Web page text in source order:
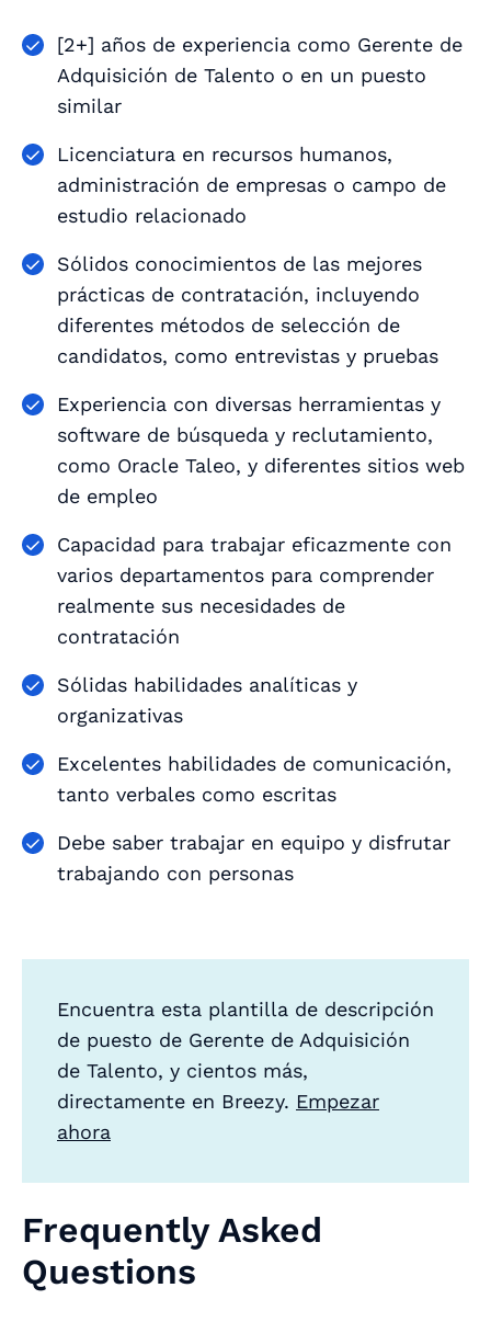
[2+] años de experiencia como Gerente de
Adquisición de Talento o en un puesto
similar
Licenciatura en recursos humanos,
administración de empresas o campo de
estudio relacionado
Sólidos conocimientos de las mejores
prácticas de contratación, incluyendo
diferentes métodos de selección de
candidatos, como entrevistas y pruebas
Experiencia con diversas herramientas y
software de búsqueda y reclutamiento,
como Oracle Taleo, y diferentes sitios web
de empleo
Capacidad para trabajar eficazmente con
varios departamentos para comprender
realmente sus necesidades de
contratación
Sólidas habilidades analíticas y
organizativas
Excelentes habilidades de comunicación,
tanto verbales como escritas
Debe saber trabajar en equipo y disfrutar
trabajando con personas
Encuentra esta plantilla de descripción
de puesto de Gerente de Adquisición
de Talento, y cientos más,
directamente en Breezy. Empezar
ahora
Frequently Asked
Questions